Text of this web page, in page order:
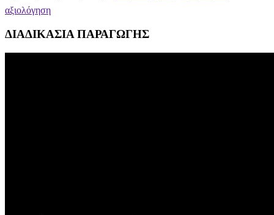
αξιολόγηση
ΔΙΑΔΙΚΑΣΙΑ ΠΑΡΑΓΩΓΗΣ